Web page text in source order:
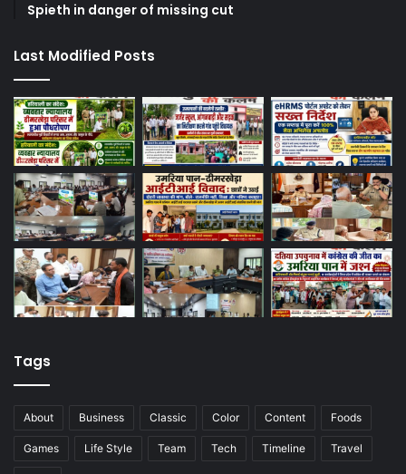
Spieth in danger of missing cut
Last Modified Posts
Tags
About Business Classic Color Content Foods
Games Life Style Team Tech Timeline Travel